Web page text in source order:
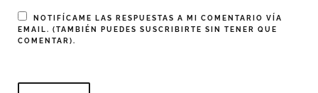
NOTIFÍCAME LAS RESPUESTAS A MI COMENTARIO VÍA
EMAIL. (TAMBIÉN PUEDES SUSCRIBIRTE SIN TENER QUE
COMENTAR).